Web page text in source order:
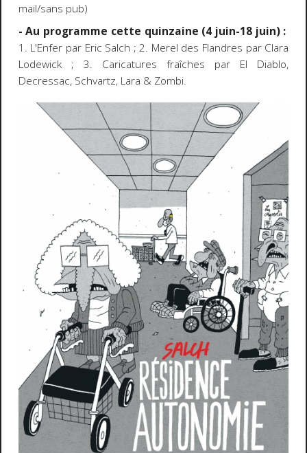
mail/sans pub)
- Au programme cette quinzaine (4 juin-18 juin) :
1. L'Enfer par Eric Salch ; 2. Merel des Flandres par Clara
Lodewick ; 3. Caricatures fraîches par El Diablo,
Decressac, Schvartz, Lara & Zombi.